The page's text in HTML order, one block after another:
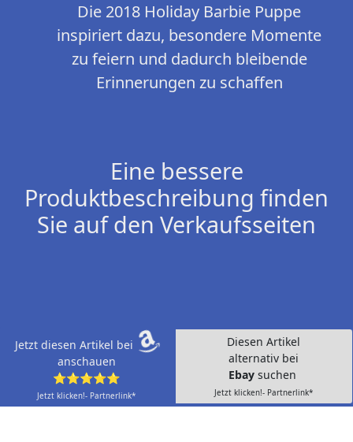
Die 2018 Holiday Barbie Puppe
inspiriert dazu, besondere Momente
zu feiern und dadurch bleibende
Erinnerungen zu schaffen
Eine bessere
Produktbeschreibung finden
Sie auf den Verkaufsseiten
Jetzt diesen Artikel bei
anschauen
⭐⭐⭐⭐⭐
Jetzt klicken!- Partnerlink*
Diesen Artikel
alternativ bei
Ebay suchen
Jetzt klicken!- Partnerlink*